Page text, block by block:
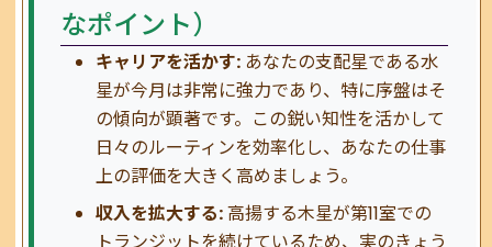
なポイント）
キャリアを活かす: あなたの支配星である水
星が今月は非常に強力であり、特に序盤はそ
の傾向が顕著です。この鋭い知性を活かして
日々のルーティンを効率化し、あなたの仕事
上の評価を大きく高めましょう。
収入を拡大する:高揚する木星が第11室での